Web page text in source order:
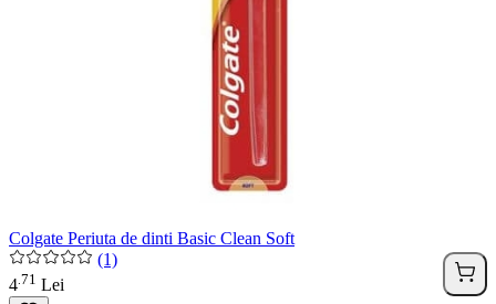
Colgate Periuta de dinti Basic Clean Soft
(1)
4 71 Lei